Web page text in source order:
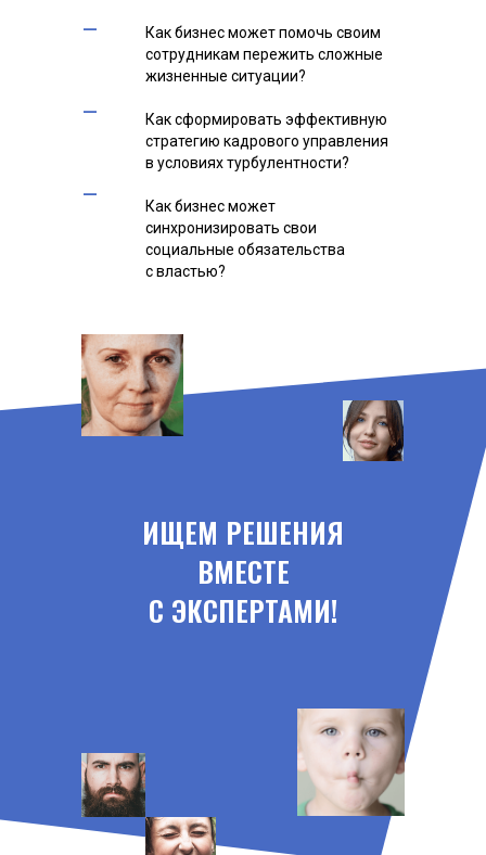
Как бизнес может помочь своим
сотрудникам пережить сложные
жизненные ситуации?
Как сформировать эффективную
стратегию кадрового управления
в условиях турбулентности?
Как бизнес может
синхронизировать свои
социальные обязательства
с властью?
–
–
–
ИЩЕМ РЕШЕНИЯ
ВМЕСТЕ
С ЭКСПЕРТАМИ!